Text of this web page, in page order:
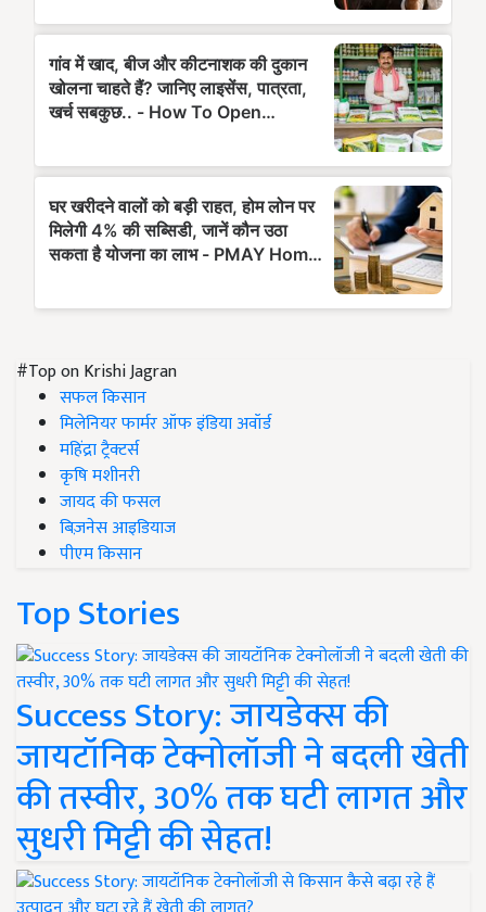
#Top on Krishi Jagran
सफल किसान
मिलेनियर फार्मर ऑफ इंडिया अवॉर्ड
महिंद्रा ट्रैक्टर्स
कृषि मशीनरी
जायद की फसल
बिज़नेस आइडियाज
पीएम किसान
Top Stories
Success Story: जायडेक्स की
जायटॉनिक टेक्नोलॉजी ने बदली खेती
की तस्वीर, 30% तक घटी लागत और
सुधरी मिट्टी की सेहत!